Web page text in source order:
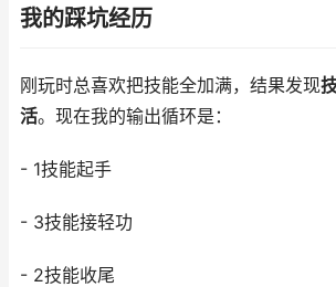
我的踩坑经历
刚玩时总喜欢把技能全加满，结果发现
活。现在我的输出循环是：
- 1技能起手
- 3技能接轻功
- 2技能收尾